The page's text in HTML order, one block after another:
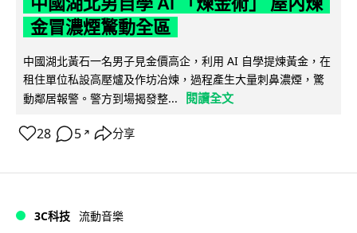
金冒濃煙驚動全區
中國湖北黃石一名男子見金價高企，利用 AI 自學提煉黃金，在
租住單位私設高壓爐及作坊冶煉，過程產生大量刺鼻濃煙，驚
動鄰居報警。警方到場揭發整...
閱讀全文
28 5 ↗ 分享
3C科技 流動音樂